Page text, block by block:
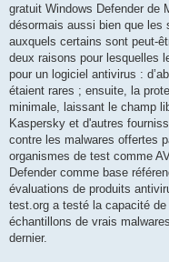
gratuit Windows Defender de
désormais aussi bien que les
auxquels certains sont peut-
deux raisons pour lesquelles
pour un logiciel antivirus :
étaient rares ; ensuite, la
minimale, laissant le champ
Kaspersky et d'autres
contre les malwares offertes
organismes de test comme
Defender comme base
évaluations de produits
test.org a testé la capacité
échantillons de vrais
dernier.